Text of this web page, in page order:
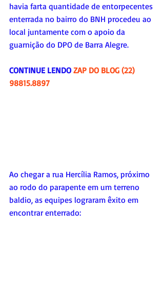
havia farta quantidade de entorpecentes
enterrada no bairro do BNH procedeu ao
local juntamente com o apoio da
guarnição do DPO de Barra Alegre.
CONTINUE LENDO ZAP DO BLOG (22)
98815.8897
Ao chegar a rua Hercília Ramos, próximo
ao rodo do parapente em um terreno
baldio, as equipes lograram êxito em
encontrar enterrado: